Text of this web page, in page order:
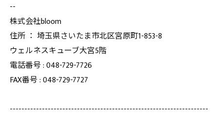
--
株式会社bloom
住所 ： 埼玉県さいたま市北区宮原町1-853-8
ウェルネスキューブ大宮5階
電話番号 : 048-729-7726
FAX番号 : 048-729-7727
--------------------------------------------------------------------